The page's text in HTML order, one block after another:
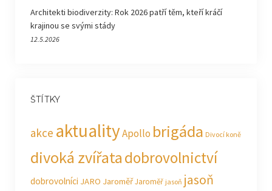
Architekti biodiverzity: Rok 2026 patří těm, kteří kráčí
krajinou se svými stády
12.5.2026
ŠTÍTKY
akce aktualityApollo brigáda Divocí koně
divoká zvířatadobrovolnictví
dobrovolníci JARO JaroměřJaroměř jasoň jasoň